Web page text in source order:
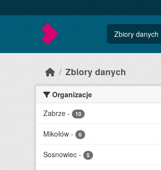
Zbiory danych
Zbiory danych
Organizacje
Zabrze - 10
Mikołów - 6
Sosnowiec - 5